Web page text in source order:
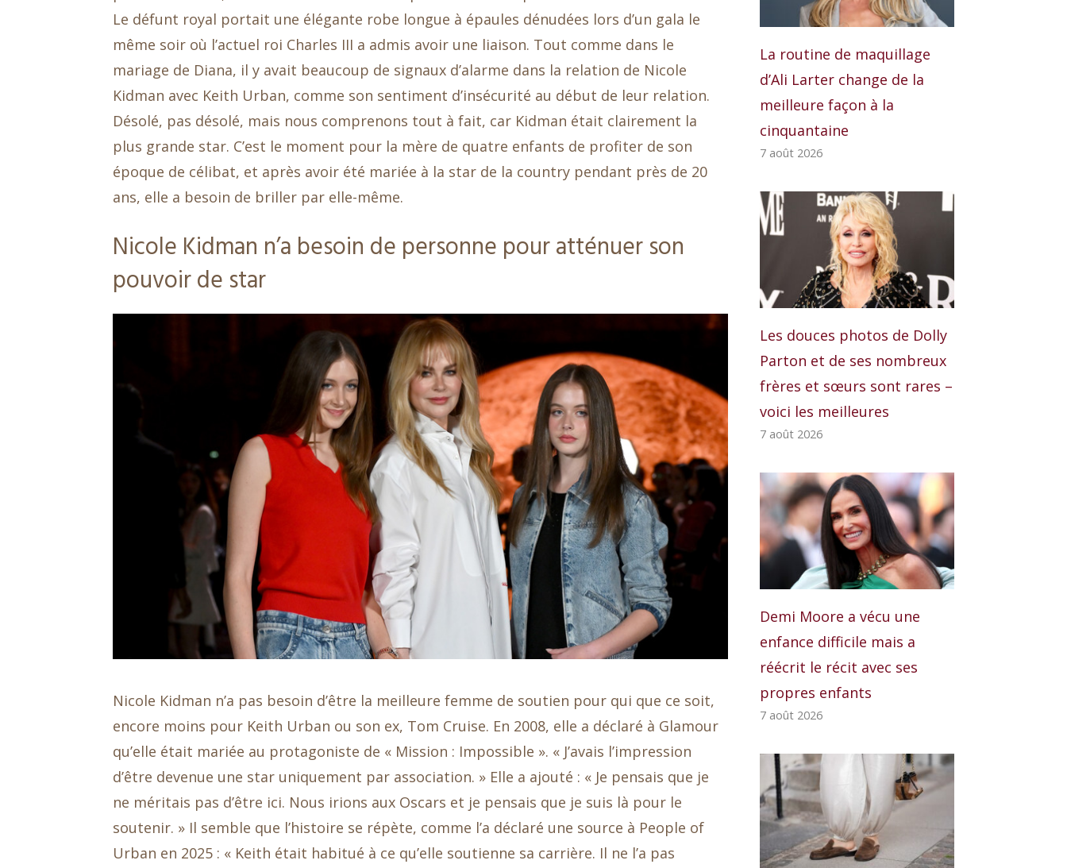
Le défunt royal portait une élégante robe longue à épaules dénudées lors d’un gala le
même soir où l’actuel roi Charles III a admis avoir une liaison. Tout comme dans le
mariage de Diana, il y avait beaucoup de signaux d’alarme dans la relation de Nicole
Kidman avec Keith Urban, comme son sentiment d’insécurité au début de leur relation.
Désolé, pas désolé, mais nous comprenons tout à fait, car Kidman était clairement la
plus grande star. C’est le moment pour la mère de quatre enfants de profiter de son
époque de célibat, et après avoir été mariée à la star de la country pendant près de 20
ans, elle a besoin de briller par elle-même.
Nicole Kidman n’a besoin de personne pour atténuer son
pouvoir de star
Nicole Kidman n’a pas besoin d’être la meilleure femme de soutien pour qui que ce soit,
encore moins pour Keith Urban ou son ex, Tom Cruise. En 2008, elle a déclaré à Glamour
qu’elle était mariée au protagoniste de « Mission : Impossible ». « J’avais l’impression
d’être devenue une star uniquement par association. » Elle a ajouté : « Je pensais que je
ne méritais pas d’être ici. Nous irions aux Oscars et je pensais que je suis là pour le
soutenir. » Il semble que l’histoire se répète, comme l’a déclaré une source à People of
Urban en 2025 : « Keith était habitué à ce qu’elle soutienne sa carrière. Il ne l’a pas
La routine de maquillage
d’Ali Larter change de la
meilleure façon à la
cinquantaine
7 août 2026
Les douces photos de Dolly
Parton et de ses nombreux
frères et sœurs sont rares –
voici les meilleures
7 août 2026
Demi Moore a vécu une
enfance difficile mais a
réécrit le récit avec ses
propres enfants
7 août 2026